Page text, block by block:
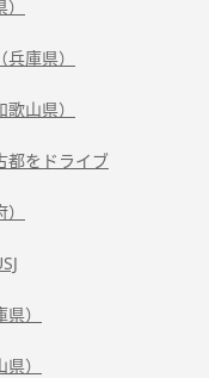
庫県）
山県）
都をドライブ
）
）